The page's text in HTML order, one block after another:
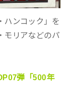
ハンコック」を
モリアなどのパ
弾「500年